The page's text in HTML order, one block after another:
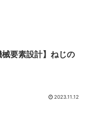
械要素設計】ねじの
2023.11.12